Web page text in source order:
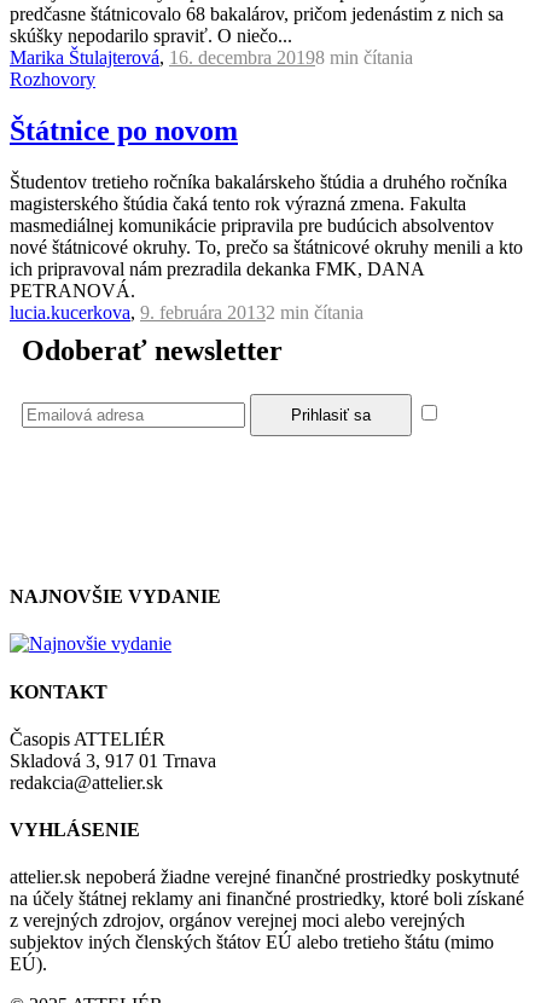
predčasne štátnicovalo 68 bakalárov, pričom jedenástim z nich sa
skúšky nepodarilo spraviť. O niečo...
Marika Štulajterová, 16. decembra 20198 min čítania
Rozhovory
Štátnice po novom
Študentov tretieho ročníka bakalárskeho štúdia a druhého ročníka
magisterského štúdia čaká tento rok výrazná zmena. Fakulta
masmediálnej komunikácie pripravila pre budúcich absolventov
nové štátnicové okruhy. To, prečo sa štátnicové okruhy menili a kto
ich pripravoval nám prezradila dekanka FMK, DANA
PETRANOVÁ.
lucia.kucerkova, 9. februára 20132 min čítania
Odoberať newsletter
NAJNOVŠIE VYDANIE
KONTAKT
Časopis ATTELIÉR
Skladová 3, 917 01 Trnava
redakcia@attelier.sk
VYHLÁSENIE
attelier.sk nepoberá žiadne verejné finančné prostriedky poskytnuté
na účely štátnej reklamy ani finančné prostriedky, ktoré boli získané
z verejných zdrojov, orgánov verejnej moci alebo verejných
subjektov iných členských štátov EÚ alebo tretieho štátu (mimo
EÚ).